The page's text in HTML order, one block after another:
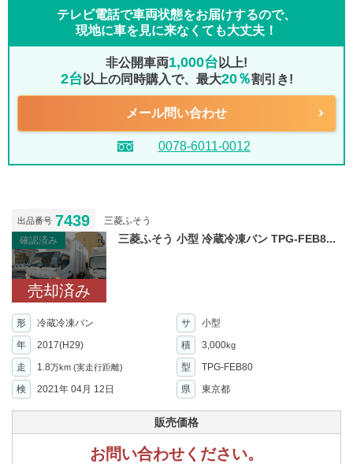
テレビ電話で車両状態をお届けするので、
現地に車を見に来なくても大丈夫！
非公開車両1,000台 以上!
2台 以上の同時購入で、最大20％割引き!
メール問い合わせ
0078-6011-0012
出品番号 7439
三菱ふそう
確認済み
売却済み
三菱ふそう 小型 冷蔵冷凍バン TPG-FEB8...
形 冷蔵冷凍バン サ
小型
年
2017(H29) 積 3,000kg
走 1.8万km (実走行距離) 型
TPG-FEB80
検
2021年 04月 12日 県 東京都
販売価格
お問い合わせください。